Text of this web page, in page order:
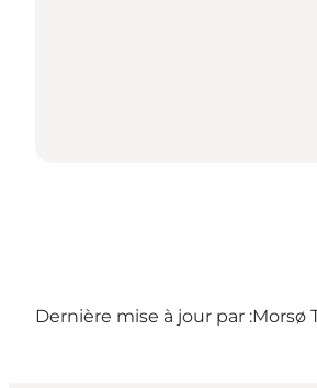
Dernière mise à jour par :Morsø